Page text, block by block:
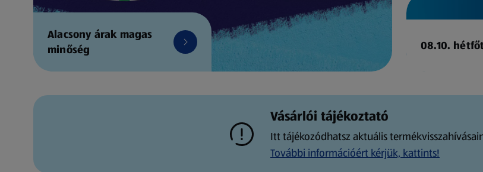
Alacsony árak magas
minőség
08.10.
Vásárlói tájékoztató
Itt tájékozódhatsz aktuális
További információért kérjük, kattints!